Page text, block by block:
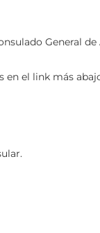
General
en el link más